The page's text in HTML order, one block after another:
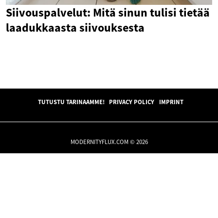
Siivouspalvelut: Mitä sinun tulisi tietää
laadukkaasta siivouksesta
TUTUSTU TARINAAMME! PRIVACY POLICY IMPRINT
MODERNITYFLUX.COM © 2026